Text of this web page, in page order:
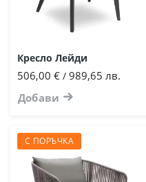
Кресло Лейди
506,00 € / 989,65 лв.
Добави
С ПОРЪЧКА